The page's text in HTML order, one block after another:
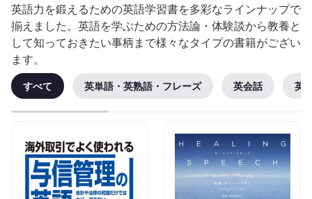
英語力を鍛えるための英語学習書を多彩なラインナップで
揃えました。英語を学ぶための方法論・体験談から教養と
して知っておきたい事柄まで様々なタイプの書籍がござい
ます。
すべて 英単語・英熟語・フレーズ 英会話 英